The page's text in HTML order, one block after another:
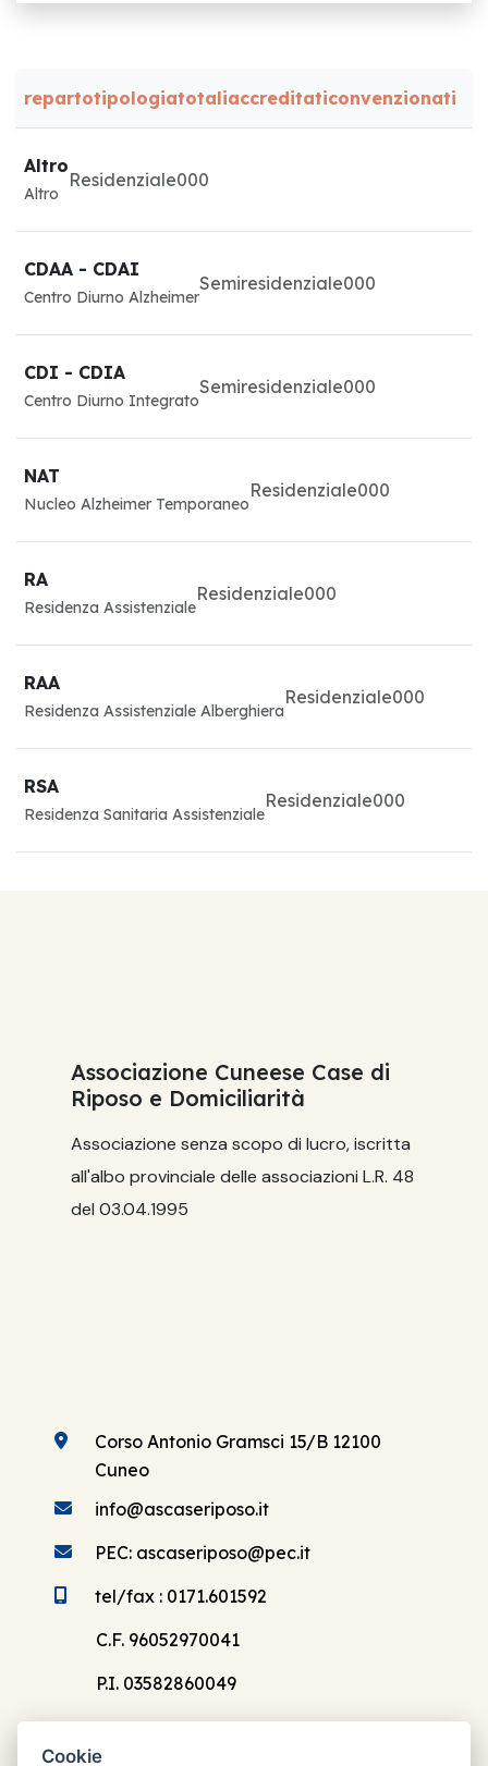
repartotipologiatotaliaccreditaticonvenzionati
Altro
Altro
Residenziale000
CDAA - CDAI
Centro Diurno Alzheimer
Semiresidenziale000
CDI - CDIA
Centro Diurno Integrato
Semiresidenziale000
NAT
Nucleo Alzheimer Temporaneo
Residenziale000
RA
Residenza Assistenziale
Residenziale000
RAA
Residenza Assistenziale Alberghiera
Residenziale000
RSA
Residenza Sanitaria Assistenziale
Residenziale000
Associazione Cuneese Case di
Riposo e Domiciliarità
Associazione senza scopo di lucro, iscritta
all'albo provinciale delle associazioni L.R. 48
del 03.04.1995
Corso Antonio Gramsci 15/B 12100
Cuneo
info@ascaseriposo.it
PEC: ascaseriposo@pec.it
tel/fax : 0171.601592
C.F. 96052970041
P.I. 03582860049
Cookie